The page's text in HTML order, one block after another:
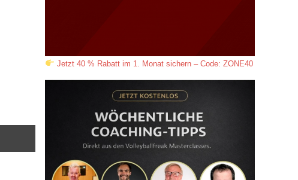
Jetzt 40 % Rabatt im 1. Monat sichern – Code: ZONE40